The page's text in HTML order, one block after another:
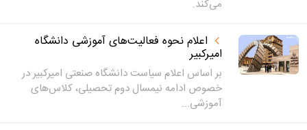
می‌کند.
اعلام نحوه فعالیت‌های آموزشی دانشگاه
امیرکبیر
بر اساس اعلام سیاست دانشگاه صنعتی امیرکبیر در
خصوص ادامه نیمسال دوم تحصیلی، کلاس‌های
آموزشی...